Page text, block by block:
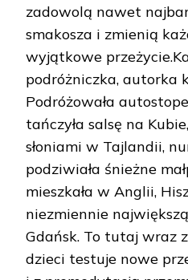
zadowolą nawet
smakosza i zmienią
wyjątkowe
podróżniczka, autorka
Podróżowała
tańczyła salsę na
słoniami w Tajlandii,
podziwiała śnieżne
mieszkała w Anglii,
niezmiennie
Gdańsk. To tutaj wraz
dzieci testuje nowe